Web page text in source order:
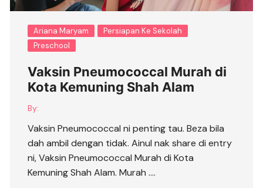
Ariana Maryam
Persiapan Ke Sekolah
Preschool
Vaksin Pneumococcal Murah di
Kota Kemuning Shah Alam
By:
Vaksin Pneumococcal ni penting tau. Beza bila
dah ambil dengan tidak. Ainul nak share di entry
ni, Vaksin Pneumococcal Murah di Kota
Kemuning Shah Alam. Murah ….